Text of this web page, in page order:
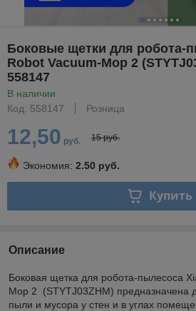
Боковые щетки для робота-
Robot Vacuum-Mop 2
558147
В наличии
Код: 558147
Розница
12,50 руб. 15 руб.
Экономия: 2.50 руб.
Купить
Описание
Боковая щетка для робота-пылесоса
Mop 2 (STYTJ03ZHM) предназначена
пыли и мусора у стен и в углах